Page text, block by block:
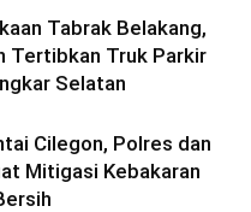
Tabrak Belakang,
Tertibkan Truk Parkir
Selatan
Cilegon, Polres dan
Mitigasi Kebakaran